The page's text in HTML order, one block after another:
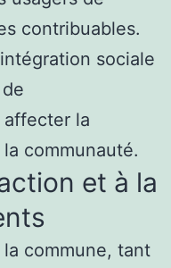
contribuables.
sociale
la
communauté.
et à la
commune, tant